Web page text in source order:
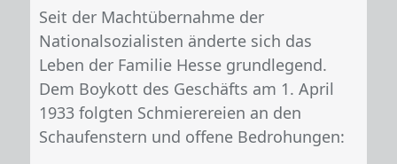
Seit der Machtübernahme der
Nationalsozialisten änderte sich das
Leben der Familie Hesse grundlegend.
Dem Boykott des Geschäfts am 1. April
1933 folgten Schmierereien an den
Schaufenstern und offene Bedrohungen: